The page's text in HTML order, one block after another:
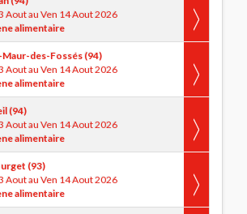
Aout au Ven 14 Aout 2026
alimentaire
des-Fossés (94)
Aout au Ven 14 Aout 2026
alimentaire
(94)
Aout au Ven 14 Aout 2026
alimentaire
(93)
Aout au Ven 14 Aout 2026
alimentaire